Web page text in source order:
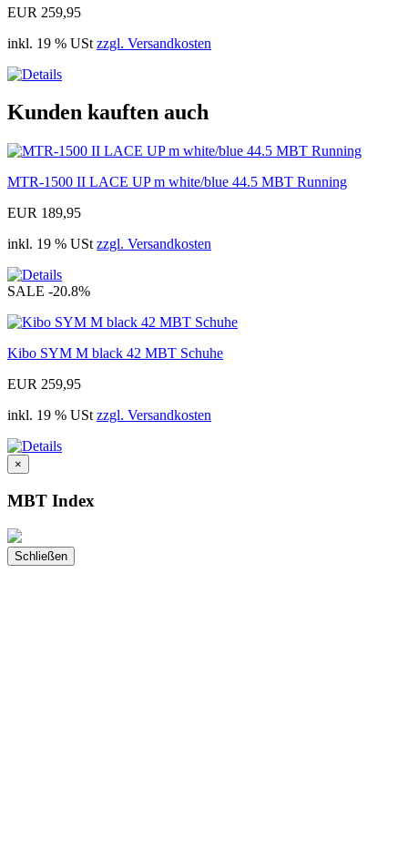
EUR 259,95
inkl. 19 % USt zzgl. Versandkosten
Kunden kauften auch
MTR-1500 II LACE UP m white/blue 44.5 MBT Running
EUR 189,95
inkl. 19 % USt zzgl. Versandkosten
SALE -20.8%
Kibo SYM M black 42 MBT Schuhe
EUR 259,95
inkl. 19 % USt zzgl. Versandkosten
×
MBT Index
Schließen